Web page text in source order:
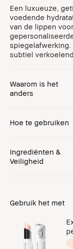
Een luxueuze,
voedende
van de lippen
subtiel
Waarom is het
anders
Hoe te gebruiken
Ingrediënten &
Veiligheid
Gebruik het met